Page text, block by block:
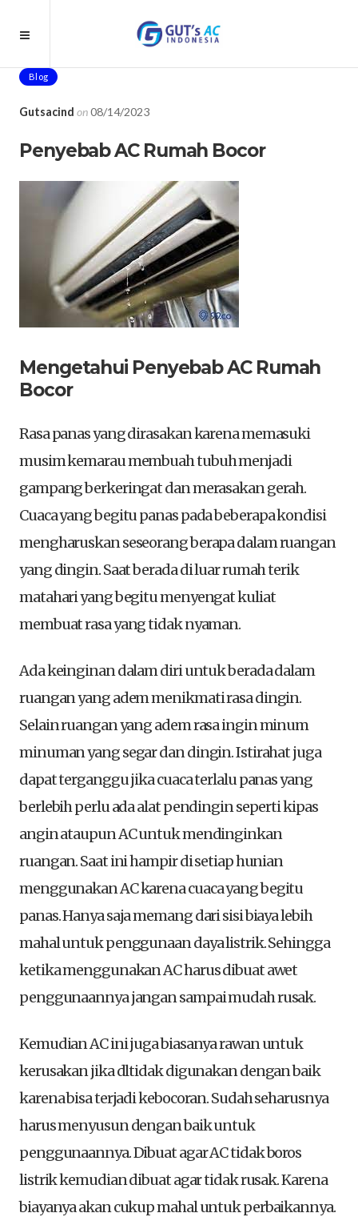
Blog
Gutsacind on08/14/2023
Penyebab AC Rumah Bocor
Mengetahui Penyebab AC Rumah
Bocor
Rasa panas yang dirasakan karena memasuki
musim kemarau membuah tubuh menjadi
gampang berkeringat dan merasakan gerah.
Cuaca yang begitu panas pada beberapa kondisi
mengharuskan seseorang berapa dalam ruangan
yang dingin. Saat berada di luar rumah terik
matahari yang begitu menyengat kuliat
membuat rasa yang tidak nyaman.
Ada keinginan dalam diri untuk berada dalam
ruangan yang adem menikmati rasa dingin.
Selain ruangan yang adem rasa ingin minum
minuman yang segar dan dingin. Istirahat juga
dapat terganggu jika cuaca terlalu panas yang
berlebih perlu ada alat pendingin seperti kipas
angin ataupun AC untuk mendinginkan
ruangan. Saat ini hampir di setiap hunian
menggunakan AC karena cuaca yang begitu
panas. Hanya saja memang dari sisi biaya lebih
mahal untuk penggunaan daya listrik. Sehingga
ketika menggunakan AC harus dibuat awet
penggunaannya jangan sampai mudah rusak.
Kemudian AC ini juga biasanya rawan untuk
kerusakan jika dltidak digunakan dengan baik
karena bisa terjadi kebocoran. Sudah seharusnya
harus menyusun dengan baik untuk
penggunaannya. Dibuat agar AC tidak boros
listrik kemudian dibuat agar tidak rusak. Karena
biayanya akan cukup mahal untuk perbaikannya.